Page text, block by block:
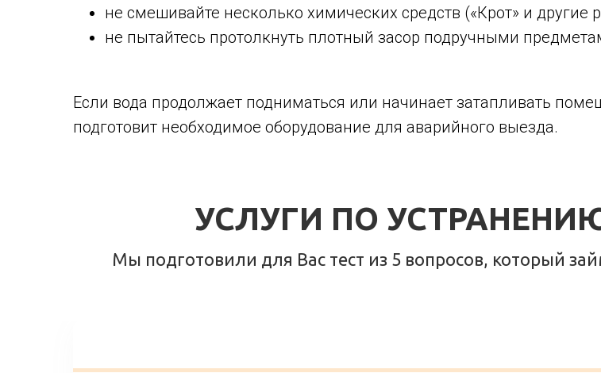
не смешивайте несколько химических средств («Крот» и другие
не пытайтесь протолкнуть плотный засор подручными
Если вода продолжает подниматься или начинает затапливать
подготовит необходимое оборудование для аварийного выезда.
УСЛУГИ ПО
Мы подготовили для Вас тест из 5 вопросов, который